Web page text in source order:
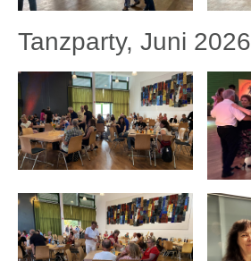
Tanzparty, Juni 2026